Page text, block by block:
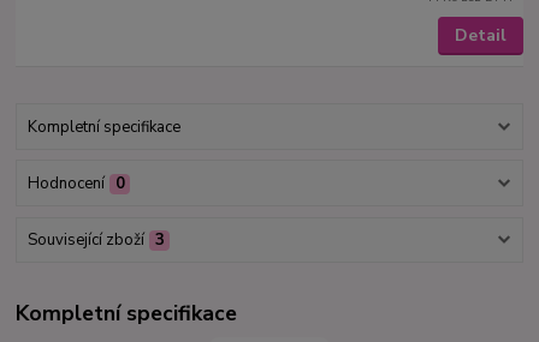
Detail
Kompletní specifikace
Hodnocení 0
Související zboží 3
Kompletní specifikace